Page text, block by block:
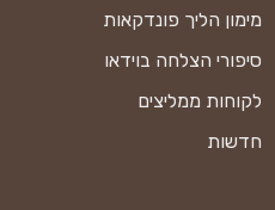
מימון הליך פונדקאות
סיפורי הצלחה בוידאו
לקוחות ממליצים
חדשות